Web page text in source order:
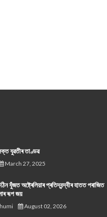
যুৱতীৰ তাণ্ডৱ
March 27, 2025
যুঁজত অষ্ট্ৰেলিয়াৰ প্ৰতিদ্বন্দ্বীৰ হাতত পৰাজিত
ৰূপ জয়
August 02, 2026